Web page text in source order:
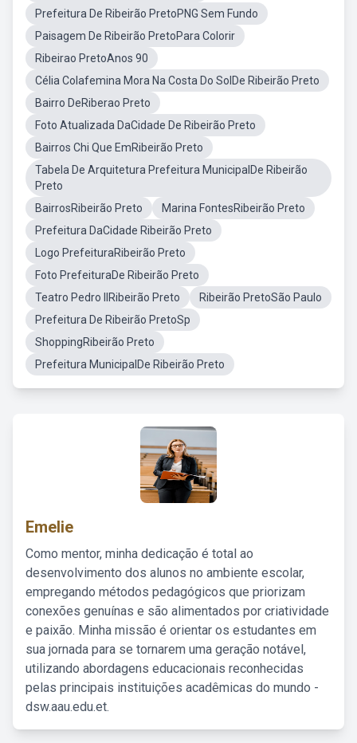
Prefeitura De Ribeirão PretoPNG Sem Fundo
Paisagem De Ribeirão PretoPara Colorir
Ribeirao PretoAnos 90
Célia Colafemina Mora Na Costa Do SolDe Ribeirão Preto
Bairro DeRiberao Preto
Foto Atualizada DaCidade De Ribeirão Preto
Bairros Chi Que EmRibeirão Preto
Tabela De Arquitetura Prefeitura MunicipalDe Ribeirão
Preto
BairrosRibeirão Preto
Marina FontesRibeirão Preto
Prefeitura DaCidade Ribeirão Preto
Logo PrefeituraRibeirão Preto
Foto PrefeituraDe Ribeirão Preto
Teatro Pedro IIRibeirão Preto
Ribeirão PretoSão Paulo
Prefeitura De Ribeirão PretoSp
ShoppingRibeirão Preto
Prefeitura MunicipalDe Ribeirão Preto
Emelie
Como mentor, minha dedicação é total ao
desenvolvimento dos alunos no ambiente escolar,
empregando métodos pedagógicos que priorizam
conexões genuínas e são alimentados por criatividade
e paixão. Minha missão é orientar os estudantes em
sua jornada para se tornarem uma geração notável,
utilizando abordagens educacionais reconhecidas
pelas principais instituições acadêmicas do mundo -
dsw.aau.edu.et.